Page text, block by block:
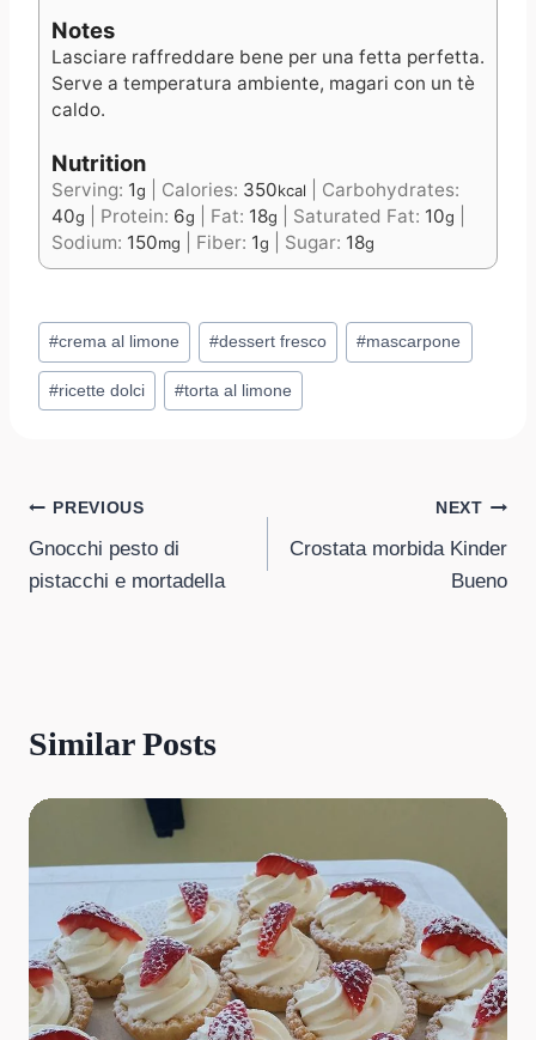
Notes
Lasciare raffreddare bene per una fetta perfetta.
Serve a temperatura ambiente, magari con un tè
caldo.
Nutrition
Serving: 1g Calories: 350kcal
Carbohydrates:
40g Protein: 6g Fat: 18g Saturated Fat: 10g
Sodium: 150mg Fiber: 1g Sugar: 18g
Post
Tags:
#crema al limone #dessert fresco #mascarpone
#ricette dolci #torta al limone
Post
navigation
PREVIOUS
Gnocchi pesto di
pistacchi e mortadella
NEXT
Crostata morbida Kinder
Bueno
Similar Posts